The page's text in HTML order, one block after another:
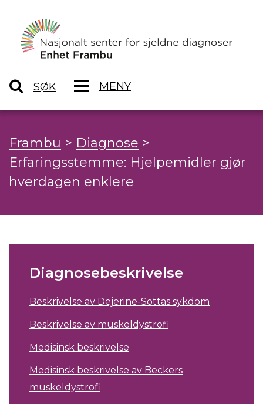
SØK MENY
Frambu > Diagnose >
Erfaringsstemme: Hjelpemidler gjør
hverdagen enklere
Diagnosebeskrivelse
Beskrivelse av Dejerine-Sottas sykdom
Beskrivelse av muskeldystrofi
Medisinsk beskrivelse
Medisinsk beskrivelse av Beckers
muskeldystrofi